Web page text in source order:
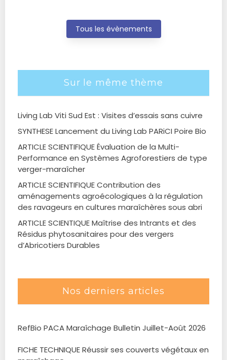
Tous les évènements
Sur le même thème
Living Lab Viti Sud Est : Visites d’essais sans cuivre
SYNTHESE Lancement du Living Lab PARiCI Poire Bio
ARTICLE SCIENTIFIQUE Évaluation de la Multi-
Performance en Systèmes Agroforestiers de type
verger-maraîcher
ARTICLE SCIENTIFIQUE Contribution des
aménagements agroécologiques à la régulation
des ravageurs en cultures maraîchères sous abri
ARTICLE SCIENTIQUE Maîtrise des Intrants et des
Résidus phytosanitaires pour des vergers
d’Abricotiers Durables
Nos derniers articles
RefBio PACA Maraîchage Bulletin Juillet-Août 2026
FICHE TECHNIQUE Réussir ses couverts végétaux en